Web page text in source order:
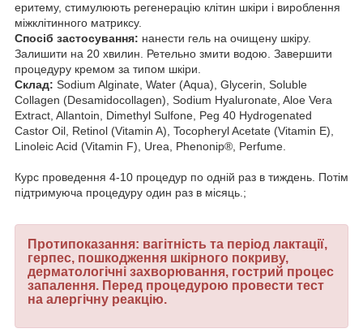
еритему, стимулюють регенерацію клітин шкіри і вироблення
міжклітинного матриксу.
Спосіб застосування: нанести гель на очищену шкіру.
Залишити на 20 хвилин. Ретельно змити водою. Завершити
процедуру кремом за типом шкіри.
Склад: Sodium Alginate, Water (Aqua), Glycerin, Soluble
Collagen (Desamidocollagen), Sodium Hyaluronate, Aloe Vera
Extract, Allantoin, Dimethyl Sulfone, Peg 40 Hydrogenated
Castor Oil, Retinol (Vitamin A), Tocopheryl Acetate (Vitamin E),
Linoleic Acid (Vitamin F), Urea, Phenonip®, Perfume.
Курс проведення 4-10 процедур по одній раз в тиждень. Потім
підтримуюча процедуру один раз в місяць.;
Протипоказання: вагітність та період лактації,
герпес, пошкодження шкірного покриву,
дерматологічні захворювання, гострий процес
запалення. Перед процедурою провести тест
на алергічну реакцію.